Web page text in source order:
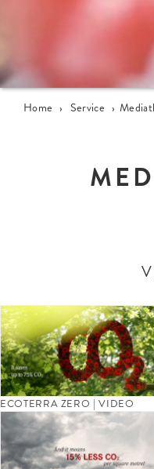
Home › Service ›
ECOTERRA ZERO | VIDEO